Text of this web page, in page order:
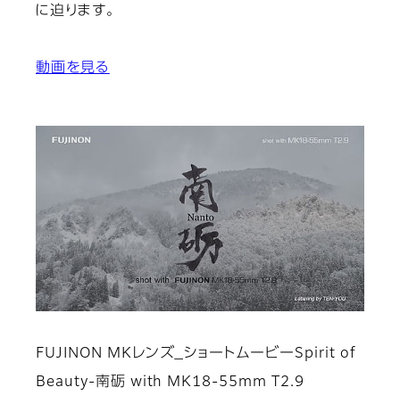
に迫ります。
動画を見る
FUJINON MKレンズ_ショートムービーSpirit of
Beauty-南砺 with MK18-55mm T2.9